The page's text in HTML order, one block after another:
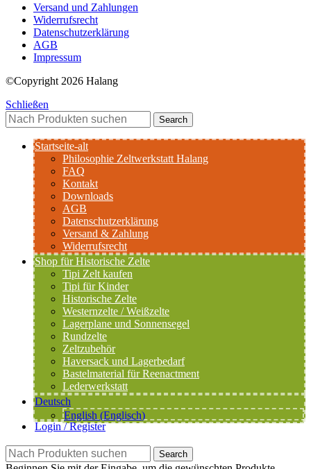
Versand und Zahlungen
Widerrufsrecht
Datenschutzerklärung
AGB
Impressum
©Copyright 2026 Halang
Schließen
Search
Startseite-alt
Philosophie Zeltwerkstatt Halang
FAQ
Kontakt
Downloads
AGB
Datenschutzerklärung
Versand & Zahlung
Widerrufsrecht
Shop für Historische Zelte
Tipi Zelt kaufen
Tipi für Kinder
Historische Zelte
Westernzelte / Weißzelte
Lagerplane und Sonnensegel
Rundzelte
Zeltzubehör
Haversack und Lagerbedarf
Bastelmaterial für Reenactment
Lederwerkstatt
Deutsch
English (Englisch)
Login / Register
Search